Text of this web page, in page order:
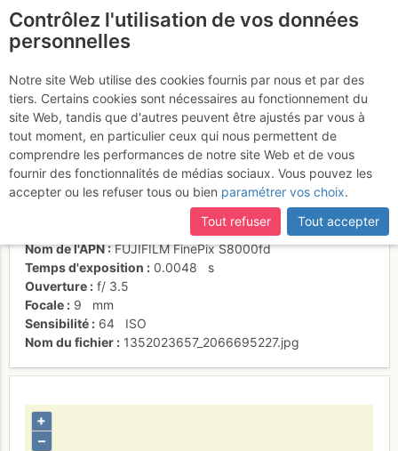
Pic du Midi
Activités
Date/heure
22 oct. 2012 09:59
Contributeur
will65
individuel (CC by-nc-nd)
Nom de l'APN
FUJIFILM FinePix S8000fd
Temps d'exposition
0.0048
s
Ouverture
f/ 3.5
Focale
9
mm
Sensibilité
64
ISO
Nom du fichier
1352023657_2066695227.jpg
+
–
Contrôlez l'utilisation de vos données
personnelles
Notre site Web utilise des cookies fournis par nous et par des
tiers. Certains cookies sont nécessaires au fonctionnement du
site Web, tandis que d'autres peuvent être ajustés par vous à
tout moment, en particulier ceux qui nous permettent de
comprendre les performances de notre site Web et de vous
fournir des fonctionnalités de médias sociaux. Vous pouvez les
accepter ou les refuser tous ou bien paramétrer vos choix.
Tout refuser
Tout accepter